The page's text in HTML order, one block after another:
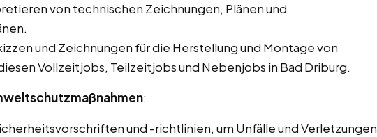
von technischen Zeichnungen, Plänen und
und Zeichnungen für die Herstellung und Montage von
Vollzeitjobs, Teilzeitjobs und Nebenjobs in Bad Driburg.
:
und -richtlinien, um Unfälle und Verletzungen